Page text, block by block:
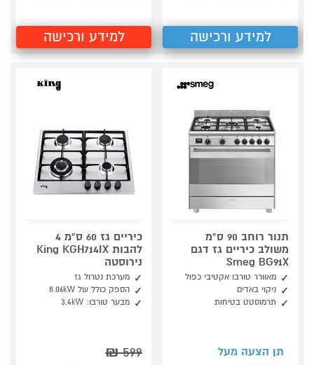
למידע ורכישה למידע ורכישה
תנור רוחב 90 ס"מ
משולב כיריים גז דגם
Smeg BG91X
מאוורר טורבו אקטיבי כפול
ניקוי באדים
תרמוסטט בטיחות
תן הצעה מעל
כיריים גז 60 ס"מ 4
להבות King KGH714IX
נירוסטה
מערכת נטרול גז
הספק כולל של 8.06kW
מבער טורבו: 3.4kW
599
₪